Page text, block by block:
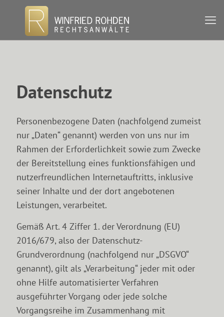
Datenschutz
Personenbezogene Daten (nachfolgend zumeist
nur „Daten“ genannt) werden von uns nur im
Rahmen der Erforderlichkeit sowie zum Zwecke
der Bereitstellung eines funktionsfähigen und
nutzerfreundlichen Internetauftritts, inklusive
seiner Inhalte und der dort angebotenen
Leistungen, verarbeitet.
Gemäß Art. 4 Ziffer 1. der Verordnung (EU)
2016/679, also der Datenschutz-
Grundverordnung (nachfolgend nur „DSGVO“
genannt), gilt als „Verarbeitung“ jeder mit oder
ohne Hilfe automatisierter Verfahren
ausgeführter Vorgang oder jede solche
Vorgangsreihe im Zusammenhang mit